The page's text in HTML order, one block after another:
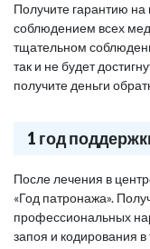
Получите гарантию
соблюдением всех
тщательном
так и не будет
получите деньги
1 год
После лечения в
«Год патронажа».
профессиональных
запоя и кодирования в